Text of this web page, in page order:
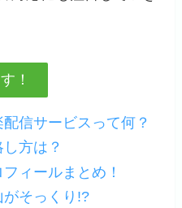
！
信サービスって何？
方は？
ィールまとめ！
そっくり!?